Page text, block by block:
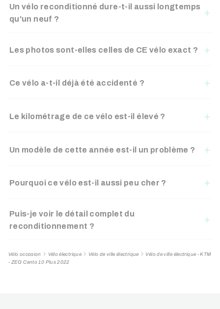
Un vélo reconditionné dure-t-il aussi longtemps
qu'un neuf ?
Les photos sont-elles celles de CE vélo exact ?
Ce vélo a-t-il déjà été accidenté ?
Le kilométrage de ce vélo est-il élevé ?
Un modèle de cette année est-il un problème ?
Pourquoi ce vélo est-il aussi peu cher ?
Puis-je voir le détail complet du
reconditionnement ?
Vélo occasion Vélo électrique Vélo de ville électrique
Vélo de ville électrique - KTM
- ZEG Cento 10 Plus 2022